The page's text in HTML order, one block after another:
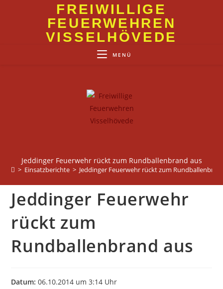
FREIWILLIGE
FEUERWEHREN
VISSELHÖVEDE
MENÜ
Jeddinger Feuerwehr rückt zum Rundballenbrand aus
> Einsatzberichte > Jeddinger Feuerwehr rückt zum
Jeddinger Feuerwehr
rückt zum
Rundballenbrand aus
Datum: 06.10.2014 um 3:14 Uhr